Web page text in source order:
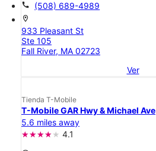
call (508) 689-4989
location_on
933 Pleasant St
Ste 105
Fall River, MA 02723
Ver
Tienda T-Mobile
T-Mobile GAR Hwy & Michael Ave
5.6 miles away
4.1